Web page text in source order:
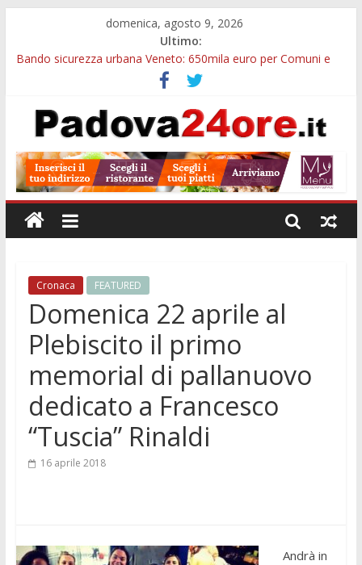
domenica, agosto 9, 2026
Ultimo:
Bando sicurezza urbana Veneto: 650mila euro per Comuni e
Restauro 2026, chiuse le domande: 2,5 milioni per formare
nuove competenze in Veneto
Calici di Stelle Arzergrande: astronomia, musica e sapori al
Notizie di Padova alle ore 10: censimento a Monselice, arresto
antidroga e siccità
Notizie di Padova alle ore 23: maltrattamenti, arresto a
Limena e progetto Cool Shop
Cronaca FEATURED
Domenica 22 aprile al
Plebiscito il primo
memorial di pallanuovo
dedicato a Francesco
“Tuscia” Rinaldi
16 aprile 2018
Andrà in